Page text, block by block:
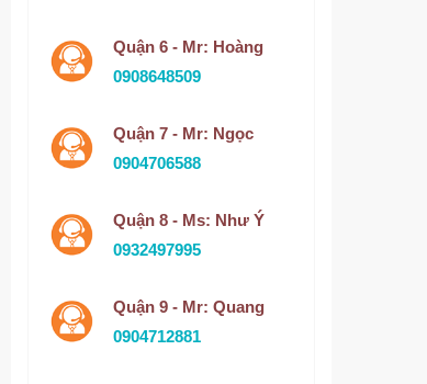
Quận 6 - Mr: Hoàng
0908648509
Quận 7 - Mr: Ngọc
0904706588
Quận 8 - Ms: Như Ý
0932497995
Quận 9 - Mr: Quang
0904712881